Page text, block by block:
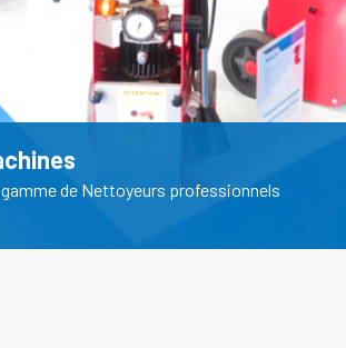
de Nettoyeurs professionnels